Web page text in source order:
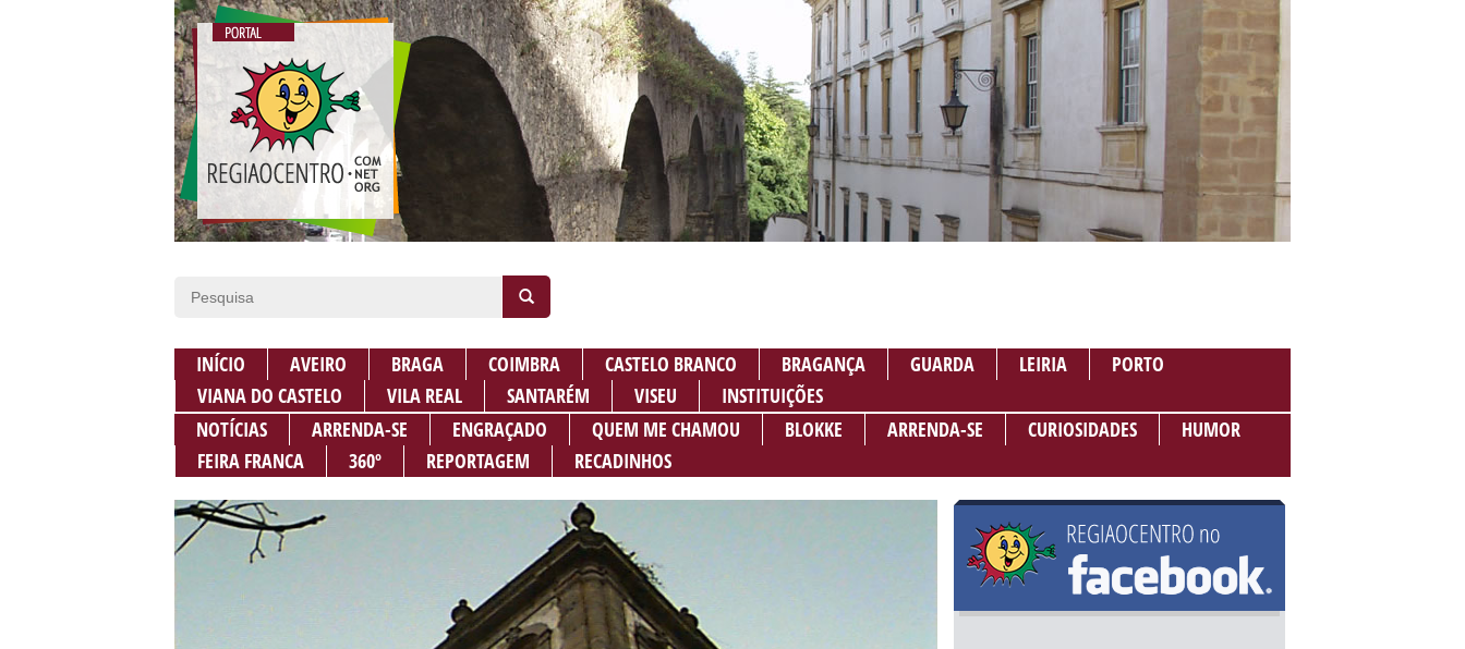
INÍCIO AVEIRO BRAGA COIMBRA CASTELO BRANCO BRAGANÇA GUARDA LEIRIA
PORTO
VIANA DO CASTELO
VILA REAL SANTARÉM VISEU
INSTITUIÇÕES
NOTÍCIAS
ARRENDA-SE ENGRAÇADO QUEM ME CHAMOU BLOKKE ARRENDA-SE CURIOSIDADES
HUMOR
FEIRA FRANCA
360º REPORTAGEM RECADINHOS